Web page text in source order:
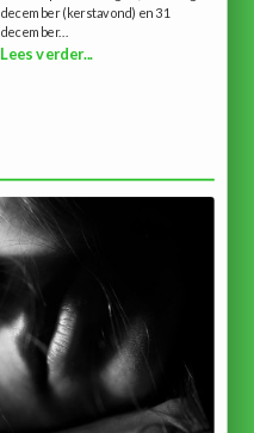
december (kerstavond) en 31
december...
Lees verder...